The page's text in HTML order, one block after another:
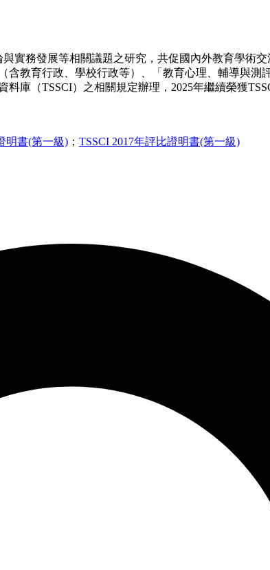
與實務發展等相關議題之研究，共促國內外教育學術交
教育行政、學校行政等）、「教育心理、輔導與
料庫（TSSCI）之相關規定辦理，2025年繼續榮獲
明書(第一級) ； TSSCI 2017年評比證明書(第一級)